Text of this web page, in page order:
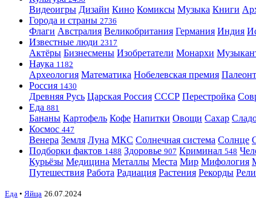
Видеоигры Дизайн Кино Комиксы Музыка Книги
Города и страны 2736
Флаги Австралия Великобритания Германия Индия
Известные люди 2317
Актёры Бизнесмены Изобретатели Монархи
Наука 1182
Археология Математика Нобелевская премия
Россия 1430
Древняя Русь Царская Россия СССР Перестройка
Еда 881
Бананы Картофель Кофе Напитки Овощи Сахар
Космос 447
Венера Земля Луна МКС Солнечная система Солнце
Подборки фактов 1488 Здоровье 907 Криминал 548
Курьёзы Медицина Металлы Места Мир Мифология
Путешествия Работа Радиация Растения Рекорды
Еда • Яйца 26.07.2024